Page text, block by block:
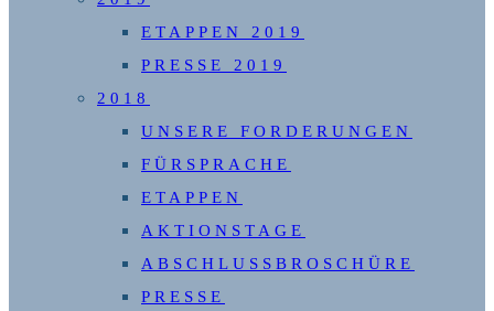
ETAPPEN 2019
PRESSE 2019
2018
UNSERE FORDERUNGEN
FÜRSPRACHE
ETAPPEN
AKTIONSTAGE
ABSCHLUSSBROSCHÜRE
PRESSE